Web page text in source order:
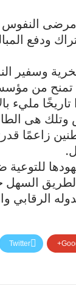
النفوس
ودفع
وسفير
تمنح من
مليء
هى
زاعمًا
الرقابي
Twitter